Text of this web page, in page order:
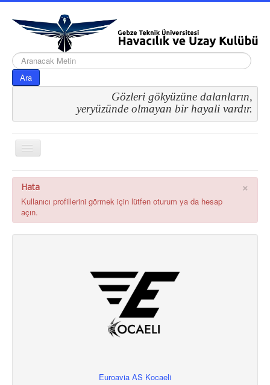
arama...
Ara
Gözleri gökyüzüne dalanların,
yeryüzünde olmayan bir hayali vardır.
Gezinme
geçişini
×
Hata
Kullanıcı profillerini görmek için lütfen oturum ya da hesap
açın.
Euroavia AS Kocaeli